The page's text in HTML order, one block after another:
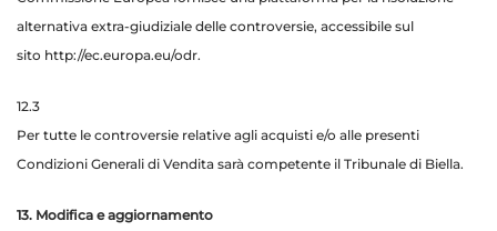
alternativa extra-giudiziale delle controversie, accessibile sul
sito http://ec.europa.eu/odr.
12.3
Per tutte le controversie relative agli acquisti e/o alle presenti
Condizioni Generali di Vendita sarà competente il Tribunale di Biella.
13. Modifica e aggiornamento